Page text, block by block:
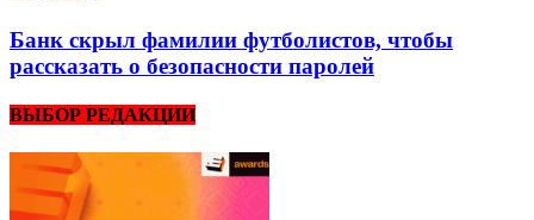
Банк скрыл фамилии футболистов, чтобы
рассказать о безопасности паролей
ВЫБОР РЕДАКЦИИ